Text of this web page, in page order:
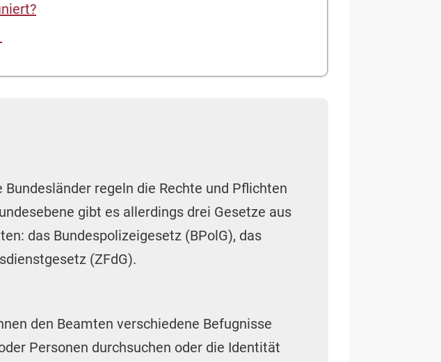
regeln die Rechte und Pflichten
gibt es allerdings drei Gesetze aus
das Bundespolizeigesetz (BPolG), das
(ZFdG).
den Beamten verschiedene Befugnisse
Personen durchsuchen oder die Identität